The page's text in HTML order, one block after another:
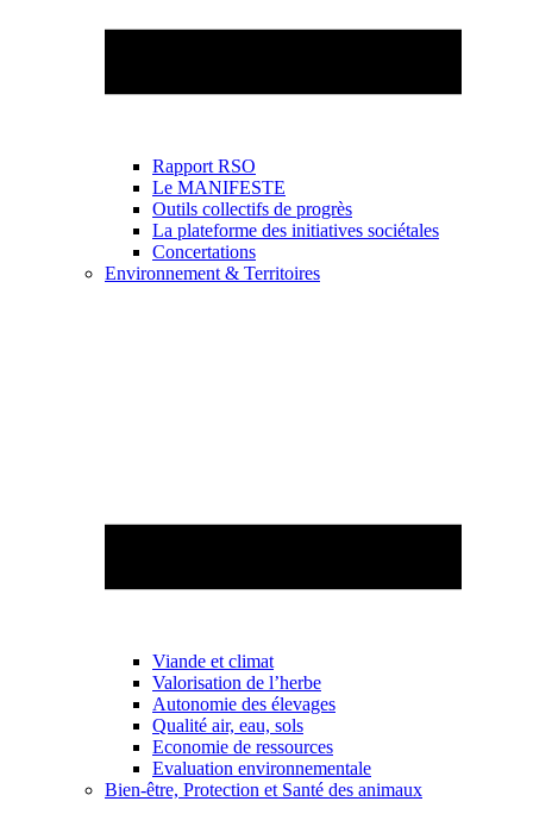
Rapport RSO
Le MANIFESTE
Outils collectifs de progrès
La plateforme des initiatives sociétales
Concertations
Environnement & Territoires
Viande et climat
Valorisation de l’herbe
Autonomie des élevages
Qualité air, eau, sols
Economie de ressources
Evaluation environnementale
Bien-être, Protection et Santé des animaux